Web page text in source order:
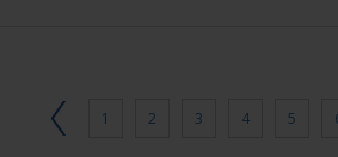
1 2 3 4 5